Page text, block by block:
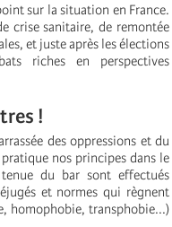
sur la situation en France.
crise sanitaire, de remontée
et juste après les élections
riches en perspectives
!
des oppressions et du
nos principes dans le
du bar sont effectués
et normes qui règnent
homophobie, transphobie...)